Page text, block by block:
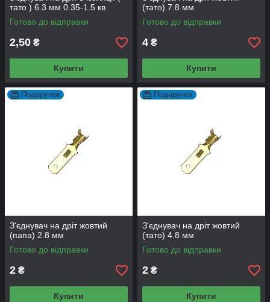
тато ) 6.3 мм 0.35-1.5 кв
Готово до відправки
2,50 ₴
Купити
(тато) 7.8 мм
Готово до відправки
4 ₴
Купити
Подарунок
З'єднувач на дріт жовтий
(папа) 2.8 мм
Готово до відправки
2 ₴
Купити
Подарунок
З'єднувач на дріт жовтий
(тато) 4.8 мм
Готово до відправки
2 ₴
Купити